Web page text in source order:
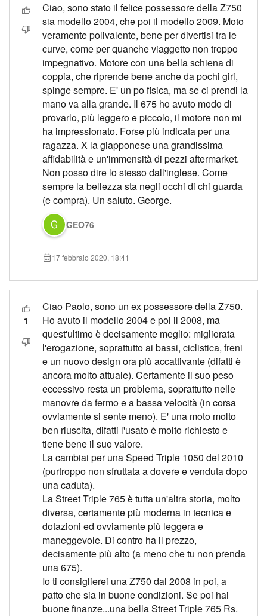
Ciao, sono stato il felice possessore della Z750
sia modello 2004, che poi il modello 2009. Moto
veramente polivalente, bene per divertisi tra le
curve, come per quanche viaggetto non troppo
impegnativo. Motore con una bella schiena di
coppia, che riprende bene anche da pochi giri,
spinge sempre. E' un po fisica, ma se ci prendi la
mano va alla grande. Il 675 ho avuto modo di
provarlo, più leggero e piccolo, il motore non mi
ha impressionato. Forse più indicata per una
ragazza. X la giapponese una grandissima
affidabilità e un'immensità di pezzi aftermarket.
Non posso dire lo stesso dall'inglese. Come
sempre la bellezza sta negli occhi di chi guarda
(e compra). Un saluto. George.
GEO76
17 febbraio 2020, 18:41
1
Ciao Paolo, sono un ex possessore della Z750.
Ho avuto il modello 2004 e poi il 2008, ma
quest'ultimo è decisamente meglio: migliorata
l'erogazione, soprattutto ai bassi, ciclistica, freni
e un nuovo design ora più accattivante (difatti è
ancora molto attuale). Certamente il suo peso
eccessivo resta un problema, soprattutto nelle
manovre da fermo e a bassa velocità (in corsa
ovviamente si sente meno). E' una moto molto
ben riuscita, difatti l'usato è molto richiesto e
tiene bene il suo valore.
La cambiai per una Speed Triple 1050 del 2010
(purtroppo non sfruttata a dovere e venduta dopo
una caduta).
La Street Triple 765 è tutta un'altra storia, molto
diversa, certamente più moderna in tecnica e
dotazioni ed ovviamente più leggera e
maneggevole. Di contro ha il prezzo,
decisamente più alto (a meno che tu non prenda
una 675).
Io ti consiglierei una Z750 dal 2008 in poi, a
patto che sia in buone condizioni. Se poi hai
buone finanze...una bella Street Triple 765 Rs.